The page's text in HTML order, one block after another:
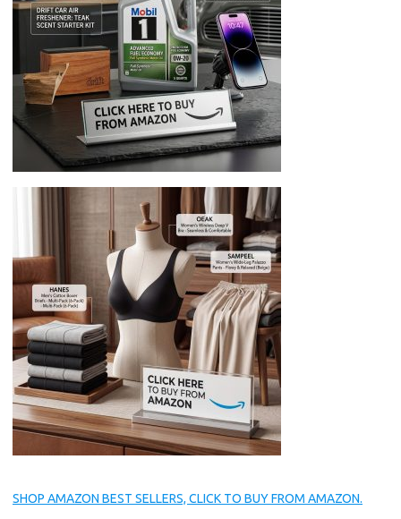
SHOP AMAZON BEST SELLERS, CLICK TO BUY FROM AMAZON.